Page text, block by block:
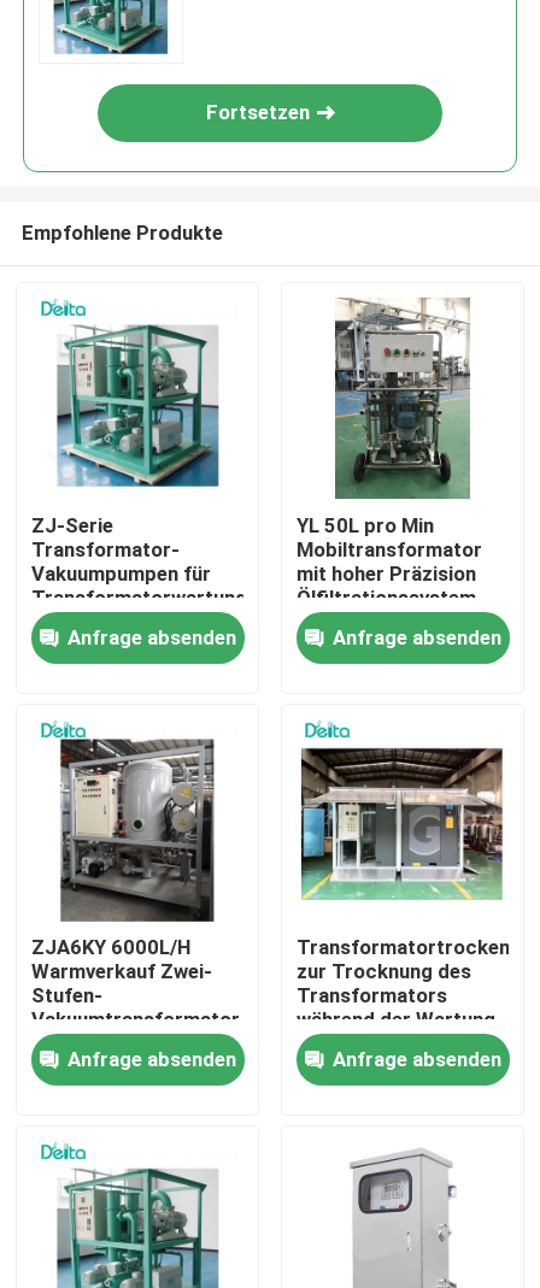
Zu Hause
Produkte
Videos
Über uns
Werksbesichtigung
Qualitätskontrolle
Kontakt mit uns
Elektrisches Testgerät
Brandprüfgeräte
Fortsetzen
Empfohlene Produkte
ZJ-Serie
Transformator-
Vakuumpumpen für
Transformatorwartung
Anfrage absenden
YL 50L pro Min
Mobiltransformator
mit hoher Präzision
Ölfiltrationssystem
Anfrage absenden
ZJA6KY 6000L/H
Warmverkauf Zwei-
Stufen-
Vakuumtransformator
Ölreinigungsmaschine
Anfrage absenden
zur Trocknung des
Transformators
während der Wartung
Anfrage absenden